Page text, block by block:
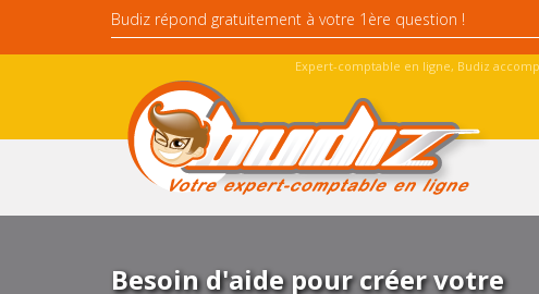
Expert-comptable en ligne, Budiz
Besoin d'aide pour créer votre